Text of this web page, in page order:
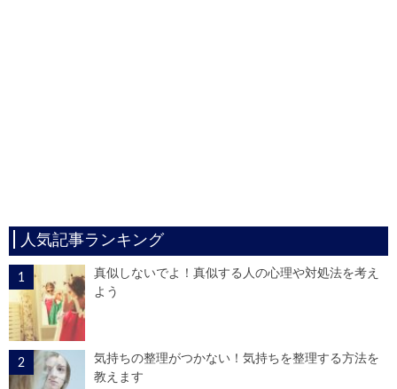
人気記事ランキング
真似しないでよ！真似する人の心理や対処法を考え
よう
気持ちの整理がつかない！気持ちを整理する方法を
教えます